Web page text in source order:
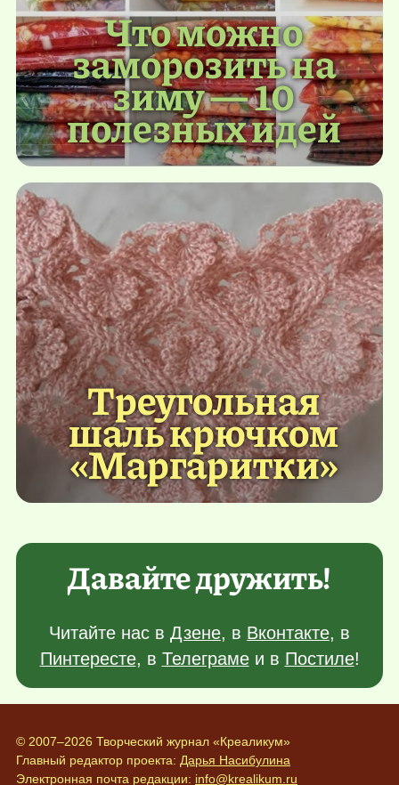
Что можно
заморозить на
зиму — 10
полезных идей
Треугольная
шаль крючком
«Маргаритки»
Давайте дружить!
Читайте нас в Дзене, в Вконтакте, в
Пинтересте, в Телеграмеи в Постиле!
© 2007–2026 Творческий журнал «Креаликум»
Главный редактор проекта: Дарья Насибулина
Электронная почта редакции: info@krealikum.ru